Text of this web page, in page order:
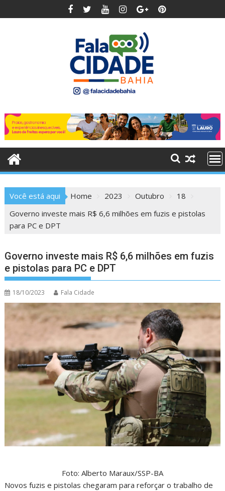
to
Você está aqui Home 2023 Outubro
18
Governo investe mais R$ 6,6 milhões em fuzis e pistolas
para PC e DPT
Governo investe mais R$ 6,6 milhões em fuzis
e pistolas para PC e DPT
18/10/2023 Fala Cidade
Foto: Alberto Maraux/SSP-BA
Novos fuzis e pistolas chegaram para reforçar o trabalho de